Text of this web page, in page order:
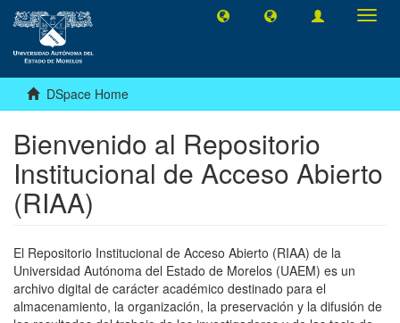
DSpace Home
Bienvenido al Repositorio
Institucional de Acceso Abierto
(RIAA)
El Repositorio Institucional de Acceso Abierto (RIAA) de la
Universidad Autónoma del Estado de Morelos (UAEM) es un
archivo digital de carácter académico destinado para el
almacenamiento, la organización, la preservación y la difusión de